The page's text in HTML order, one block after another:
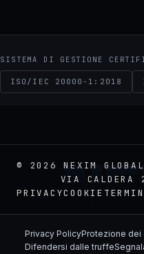
SISTEMA DI GESTIONE
ISO/IEC 20000-1:2018
© 2026 NEXIM
VIA CALDERA
PRIVACYCOOKIE
Privacy PolicyProtezione dei
Difendersi dalle truffe